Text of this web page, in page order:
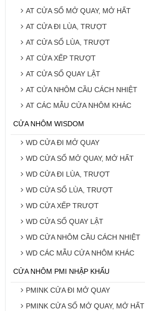
AT CỬA SỔ MỞ QUAY, MỞ HẤT
AT CỬA ĐI LÙA, TRƯỢT
AT CỬA SỔ LÙA, TRƯỢT
AT CỬA XẾP TRƯỢT
AT CỬA SỔ QUAY LẬT
AT CỬA NHÔM CẦU CÁCH NHIỆT
AT CÁC MẪU CỬA NHÔM KHÁC
CỬA NHÔM WISDOM
WD CỬA ĐI MỞ QUAY
WD CỬA SỔ MỞ QUAY, MỞ HẤT
WD CỬA ĐI LÙA, TRƯỢT
WD CỬA SỔ LÙA, TRƯỢT
WD CỬA XẾP TRƯỢT
WD CỬA SỔ QUAY LẬT
WD CỬA NHÔM CẦU CÁCH NHIỆT
WD CÁC MẪU CỬA NHÔM KHÁC
CỬA NHÔM PMI NHẬP KHẨU
PMINK CỬA ĐI MỞ QUAY
PMINK CỬA SỔ MỞ QUAY, MỞ HẤT